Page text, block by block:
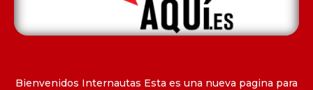
Bienvenidos Internautas Esta es una nueva pagina para